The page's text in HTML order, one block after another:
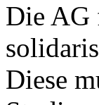
Die AG
Diese